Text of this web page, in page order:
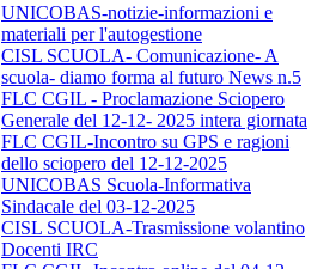
UNICOBAS-notizie-informazioni e
materiali per l'autogestione
CISL SCUOLA- Comunicazione- A
scuola- diamo forma al futuro News n.5
FLC CGIL - Proclamazione Sciopero
Generale del 12-12- 2025 intera giornata
FLC CGIL-Incontro su GPS e ragioni
dello sciopero del 12-12-2025
UNICOBAS Scuola-Informativa
Sindacale del 03-12-2025
CISL SCUOLA-Trasmissione volantino
Docenti IRC